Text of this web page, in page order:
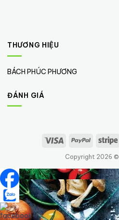
THƯƠNG HIỆU
BÁCH PHÚC PHƯƠNG
ĐÁNH GIÁ
Copyright 2026 ©